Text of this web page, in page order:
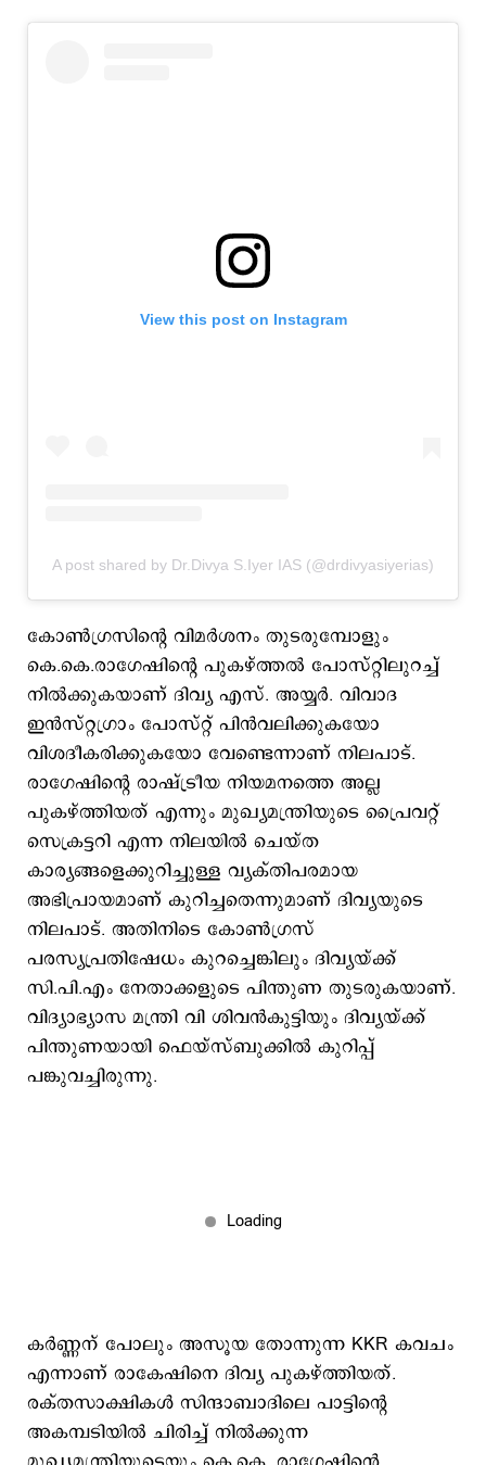
View this post on Instagram
A post shared by Dr.Divya S.Iyer IAS (@drdivyasiyerias)
കോണ്‍ഗ്രസിന്‍റെ വിമര്‍ശനം തുടരുമ്പോളും
കെ.കെ.രാഗേഷിന്‍റെ പുകഴ്ത്തല്‍ പോസ്റ്റിലുറച്ച്
നില്‍ക്കുകയാണ് ദിവ്യ എസ്. അയ്യര്‍. വിവാദ
ഇന്‍സ്റ്റഗ്രാം പോസ്റ്റ് പിന്‍വലിക്കുകയോ
വിശദീകരിക്കുകയോ വേണ്ടെന്നാണ് നിലപാട്.
രാഗേഷിന്റെ രാഷ്ട്രീയ നിയമനത്തെ അല്ല
പുകഴ്ത്തിയത് എന്നും മുഖ്യമന്ത്രിയുടെ പ്രൈവറ്റ്
സെക്രട്ടറി എന്ന നിലയിൽ ചെയ്ത
കാര്യങ്ങളെക്കുറിച്ചുള്ള വ്യക്തിപരമായ
അഭിപ്രായമാണ് കുറിച്ചതെന്നുമാണ് ദിവ്യയുടെ
നിലപാട്. അതിനിടെ കോണ്‍ഗ്രസ്
പരസ്യപ്രതിഷേധം കുറച്ചെങ്കിലും ദിവ്യയ്ക്ക്
സി.പി.എം നേതാക്കളുടെ പിന്തുണ തുടരുകയാണ്.
വിദ്യാഭ്യാസ മന്ത്രി വി ശിവൻകുട്ടിയും ദിവ്യയ്ക്ക്
പിന്തുണയായി ഫെയ്സ്ബുക്കിൽ കുറിപ്പ്
പങ്കുവച്ചിരുന്നു.‌
കർണ്ണന് പോലും അസൂയ തോന്നുന്ന KKR കവചം
എന്നാണ് രാകേഷിനെ ദിവ്യ പുകഴ്ത്തിയത്.
രക്തസാക്ഷികൾ സിന്ദാബാദിലെ പാട്ടിന്‍റെ
അകമ്പടിയിൽ ചിരിച്ച് നിൽക്കുന്ന